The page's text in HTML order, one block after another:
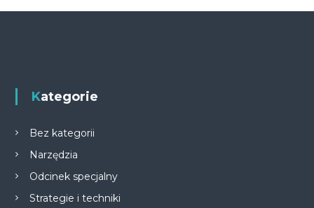
Kategorie
Bez kategorii
Narzędzia
Odcinek specjalny
Strategie i techniki